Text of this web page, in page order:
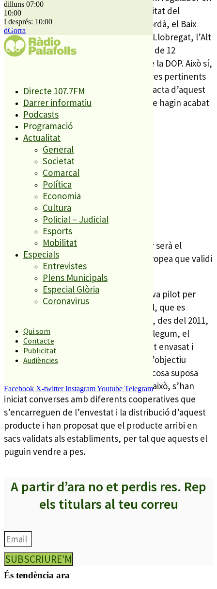
dilluns 07:00
10:00
I després: 10:00
dGorra
Directe 107.7FM
Darrer informatiu
Podcasts
Programació
Actualitat
General
Societat
Comarcal
Política
Economia
Cultura
Policial – Judicial
Esports
Mobilitat
Especials
Entrevistes
Plens Municipals
Especial Glòria
Coronavirus
Qui som
Contacte
Publicitat
Audiències
Facebook X-twitter InstagramYoutube Telegram
aquesta reunió, es vol incloure la totalitat del
Maresme i la Selva, així com l’Alt Empordà, el Baix
Empordà, el Gironès, el Bages, el Baix Llobregat, l’Alt
Camp, el Tarragonès i l’Anoia. Un total de 12
comarques que protegiran el segell de la DOP. Això sí,
el consell regulador prendrà les mostres pertinents
en cada territori per verificar que es tracta d’aquest
llegum, unes proves que es preveu que hagin acabat
a primers de l’any vinent.
Aleshores, segons el consell regulador serà el
moment de proposar a la Comissió Europea que validi
els canvis proposats.
D’altra banda, es vol impulsar una prova pilot per
vendre la mongeta del ganxet a granel, que es
preveu que s’engegui en breus. De fet, des del 2011,
any en què va néixer la DOP d’aquest llegum, el
producte s’ha de vendre correctament envasat i
etiquetat i ara el consell regulador té l’objectiu
d’ampliar els canals de venda, la qual cosa suposa
simplificar la distribució i la venta. Per això, s’han
iniciat converses amb diferents cooperatives que
s’encarreguen de l’envestat i la distribució d’aquest
producte i han proposat que el producte arribi en
sacs validats als establiments, per tal que aquests el
puguin vendre a pes.
A partir d’ara no et perdis res. Rep
els titulars al teu correu
SUBSCRIURE’M
És tendència ara